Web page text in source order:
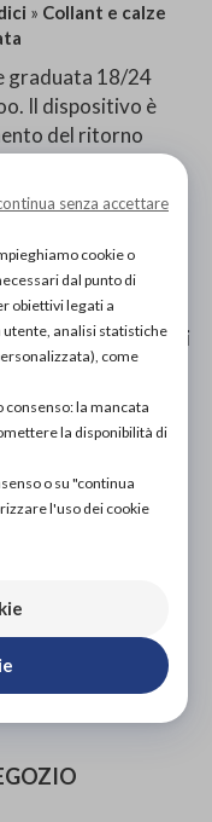
» Collant e calze
graduata 18/24
Il dispositivo è
del ritorno
o più disturbi della
venosa profonda
comfort e look
maglia è
sandwich:
mentre
la pelle, il filato di
sensazione
bamboo. Questa
nel tessuto
rimagliata
relative
secondo le
di
sull’astuccio.
senza accettare
cookie o
dal punto di
obiettivi legati a
analisi statistiche
come
consenso: la mancata
la disponibilità di
o su "continua
l'uso dei cookie